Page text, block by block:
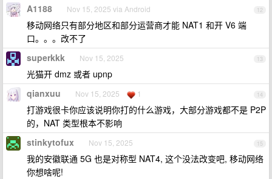
12
A1188 Nov 15, 2025 via Android
移动网络只有部分地区和部分运营商才能 NAT1 和开 V6 端
口。。。改不了
13
superkkk Nov 15, 2025
光猫开 dmz 或者 upnp
14
qianxuu Nov 15, 2025 1
打游戏很卡你应该说明你打的什么游戏，大部分游戏都不是 P2P
的，NAT 类型根本不影响
15
stinkytofux Nov 15, 2025
我的安徽联通 5G 也是对称型 NAT4, 这个没法改变吧, 移动网络
你想啥呢!